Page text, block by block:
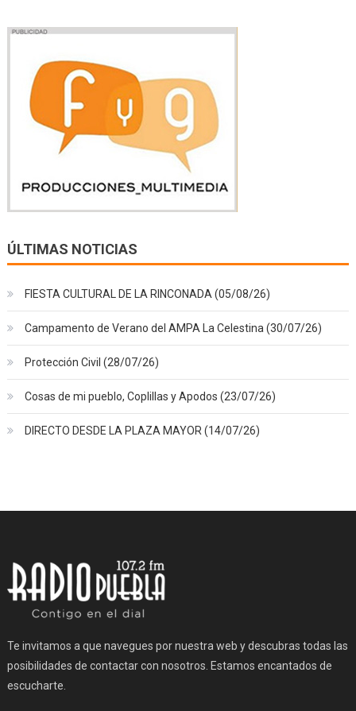
ÚLTIMAS NOTICIAS
FIESTA CULTURAL DE LA RINCONADA (05/08/26)
Campamento de Verano del AMPA La Celestina (30/07/26)
Protección Civil (28/07/26)
Cosas de mi pueblo, Coplillas y Apodos (23/07/26)
DIRECTO DESDE LA PLAZA MAYOR (14/07/26)
Te invitamos a que navegues por nuestra web y descubras todas las
posibilidades de contactar con nosotros. Estamos encantados de
escucharte.